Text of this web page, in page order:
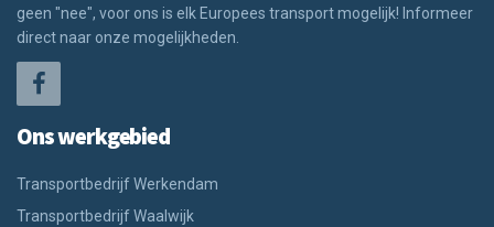
geen "nee", voor ons is elk Europees transport mogelijk! Informeer
direct naar onze mogelijkheden.
Ons werkgebied
Transportbedrijf Werkendam
Transportbedrijf Waalwijk